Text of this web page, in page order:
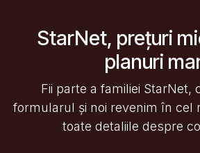
StarNet, prețuri
planuri
Fii parte a familiei StarNet,
formularul și noi revenim în cel
toate detaliile despre